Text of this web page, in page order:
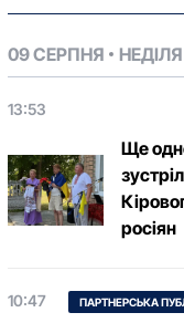
09 СЕРПНЯ НЕДІЛЯ
13:53
Ще
росіян
10:47 ПАРТНЕРСЬКА